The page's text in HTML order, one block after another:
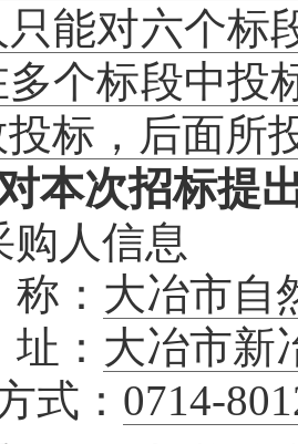
能对六个标
个标段中投
投标，后面所
本次招标提
购人信息
： 大冶市自
： 大冶市新
式： 0714-